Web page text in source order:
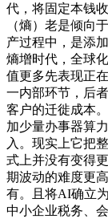
代，将固定本钱
（熵）老是倾向
产过程中，是添
熵增时代，全球
值更多先表现正
一内部环节，后
客户的迁徙成本
加少量办事器算
入。现实上它把
式上并没有变得
期波动的难度更
有。且将AI确立
中小企业税务、